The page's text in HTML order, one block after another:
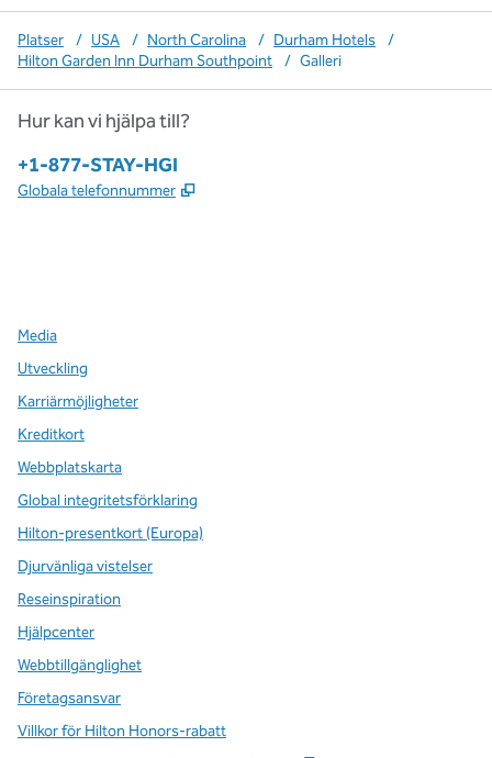
Platser / USA / North Carolina / Durham Hotels
/
Hilton Garden Inn Durham Southpoint
/ Galleri
Hur kan vi hjälpa till?
Telefon:
+1-877-STAY-HGI
Globala telefonnummer ,
Media
Utveckling
Karriärmöjligheter
Kreditkort
Webbplatskarta
Global integritetsförklaring
Hilton-presentkort (Europa)
Djurvänliga vistelser
Reseinspiration
Hjälpcenter
Webbtillgänglighet
Företagsansvar
Villkor för Hilton Honors-rabatt